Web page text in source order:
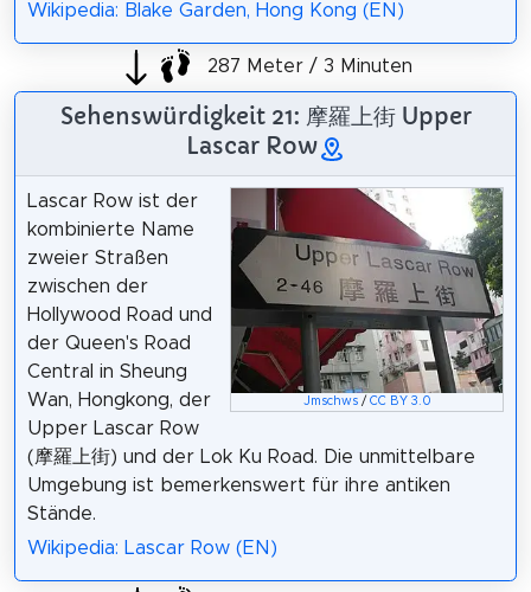
Wikipedia: Blake Garden, Hong Kong (EN)
287 Meter / 3 Minuten
Sehenswürdigkeit 21: 摩羅上街 Upper
Lascar Row
Jmschws/ CC BY 3.0
Lascar Row ist der
kombinierte Name
zweier Straßen
zwischen der
Hollywood Road und
der Queen's Road
Central in Sheung
Wan, Hongkong, der
Upper Lascar Row
(摩羅上街) und der Lok Ku Road. Die unmittelbare
Umgebung ist bemerkenswert für ihre antiken
Stände.
Wikipedia: Lascar Row (EN)